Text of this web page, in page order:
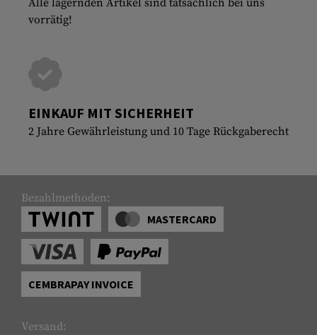
Alle lagernden Artikel sind tatsächlich bei uns
vorrätig!
EINKAUF MIT SICHERHEIT
2 Jahre Gewährleistung und 10 Tage Rückgaberecht
Bezahlmethoden:
MASTERCARD
CEMBRAPAY INVOICE
Versand: